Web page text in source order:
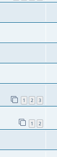
1 2 3
1 2